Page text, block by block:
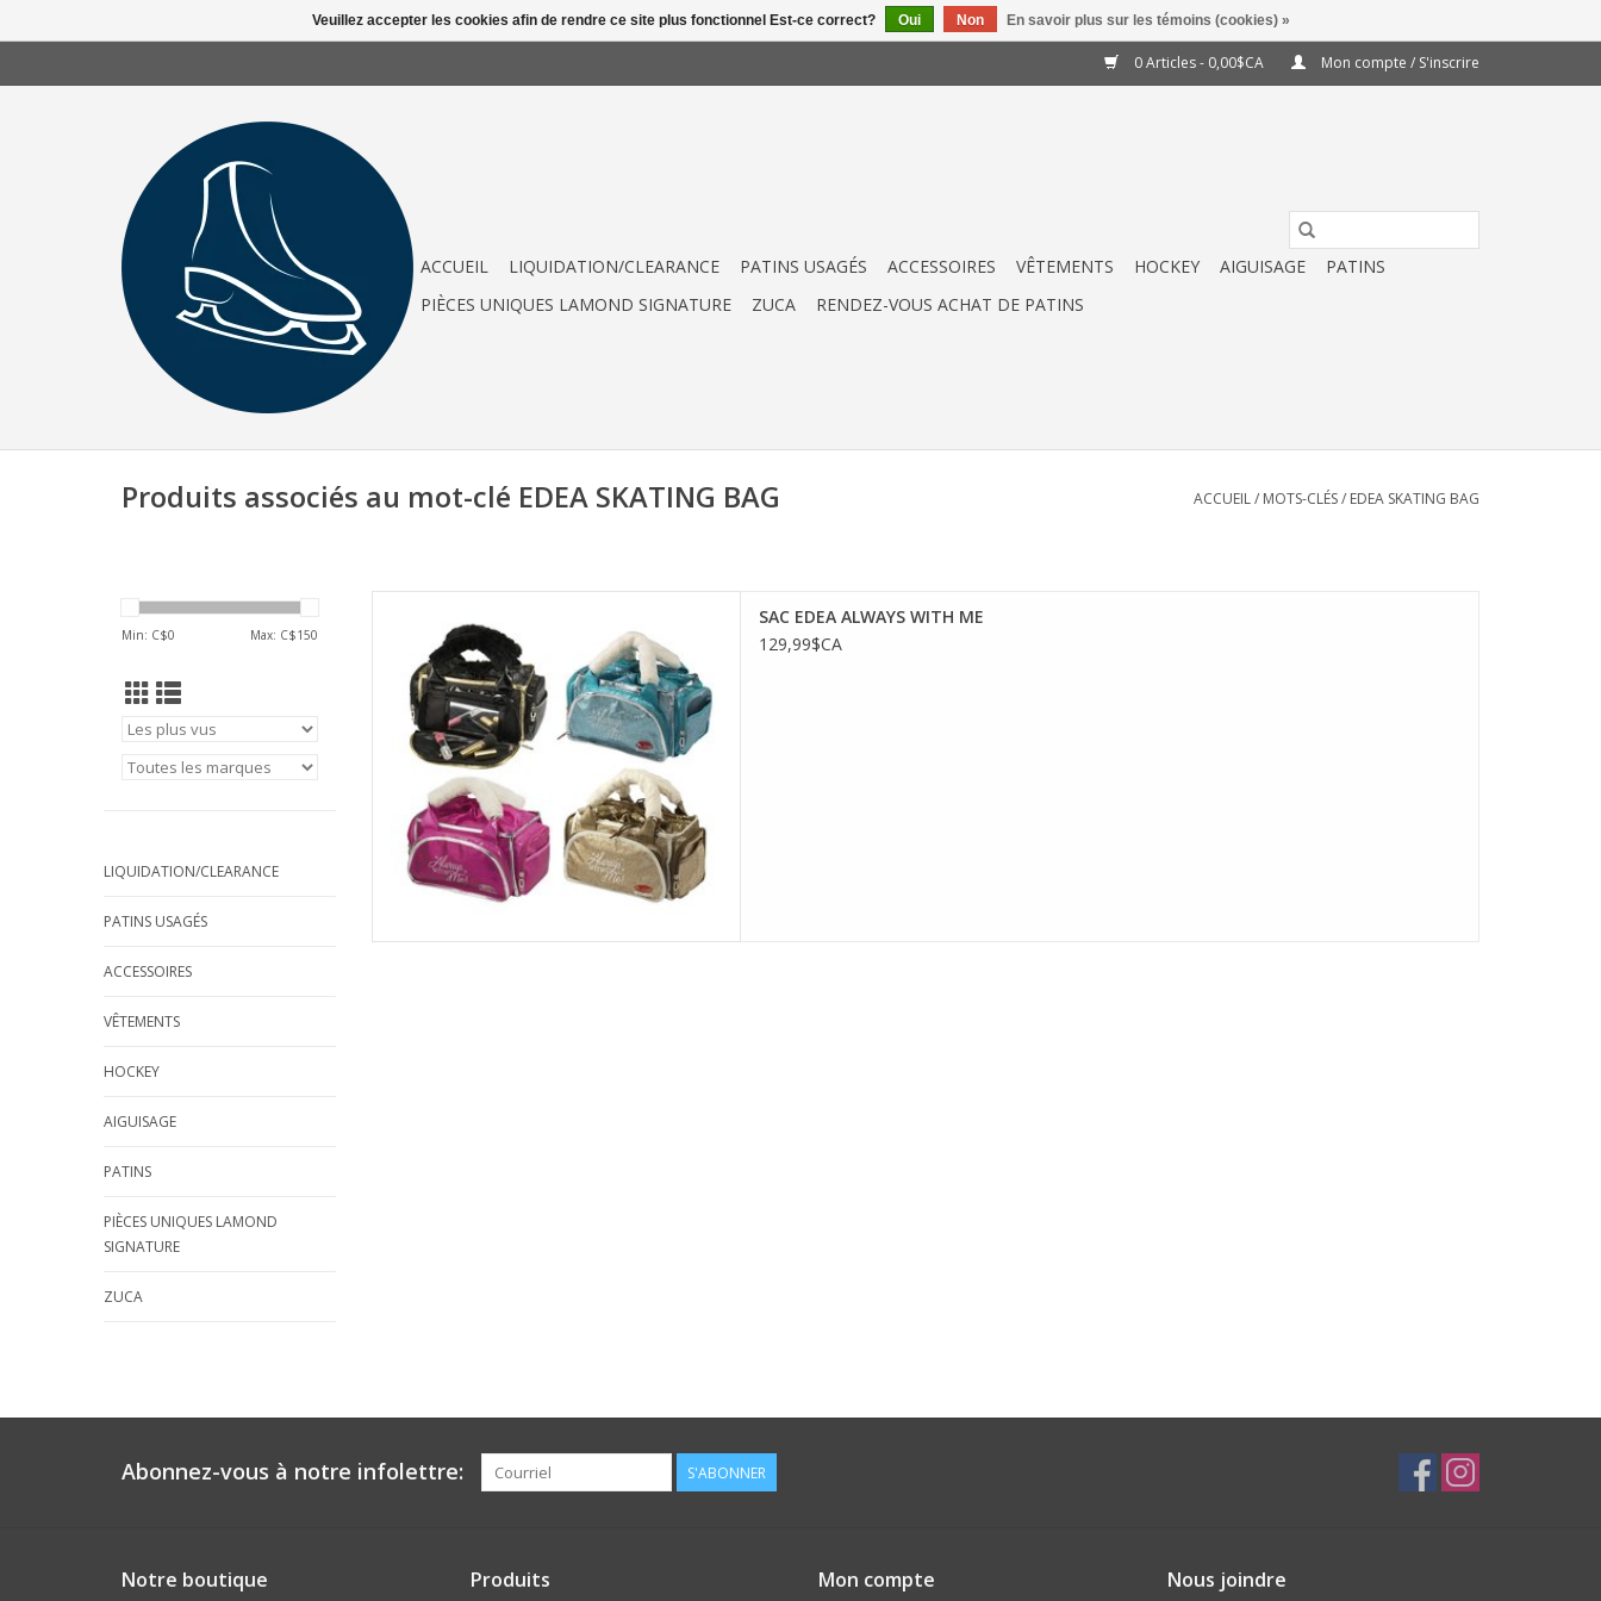
0 Articles - 0,00$CA Mon compte / S'inscrire
ACCUEIL LIQUIDATION/CLEARANCE PATINS USAGÉS ACCESSOIRES VÊTEMENTS HOCKEY AIGUISAGE
PATINS
PIÈCES UNIQUES LAMOND SIGNATURE
ZUCA RENDEZ-VOUS ACHAT DE PATINS
Produits associés au mot-clé EDEA SKATING BAG ACCUEIL/ MOTS-CLÉS/ EDEA SKATING BAG
Min: C$0 Max: C$150
LIQUIDATION/CLEARANCE
PATINS USAGÉS
ACCESSOIRES
VÊTEMENTS
HOCKEY
AIGUISAGE
PATINS
PIÈCES UNIQUES LAMOND
SIGNATURE
ZUCA
AJOUTER AU PANIER
SAC EDEA ALWAYS WITH ME
129,99$CA
Abonnez-vous à notre infolettre: S'ABONNER
Notre boutique Produits Mon compte Nous joindre
Veuillez accepter les cookies afin de rendre ce site plus fonctionnel Est-ce correct? Oui Non En savoir plus sur les témoins (cookies) »